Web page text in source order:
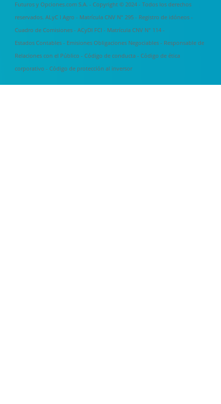
Futuros y Opciones.com S.A. - Copyright © 2024 - Todos los derechos
reservados. ALyC I Agro - Matrícula CNV N° 295 - Registro de idóneos -
Cuadro de Comisiones - ACyDI FCI - Matrícula CNV N° 114 -
Estados Contables - Emisiones Obligaciones Negociables - Responsable de
Relaciones con el Público - Código de conducta - Código de ética
corporativo - Código de protección al inversor